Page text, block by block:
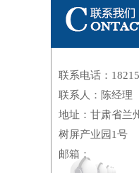
联系电话：
联系人：陈经理
地址：甘肃省兰
树屏产业园1号
邮箱：